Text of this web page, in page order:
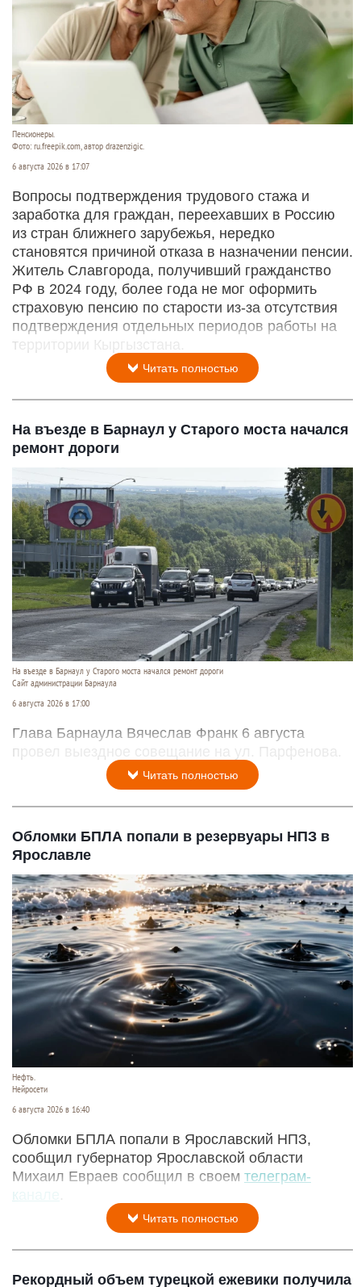
Пенсионеры.
Фото: ru.freepik.com, автор drazenzigic.
6 августа 2026 в 17:07
Вопросы подтверждения трудового стажа и
заработка для граждан, переехавших в Россию
из стран ближнего зарубежья, нередко
становятся причиной отказа в назначении пенсии.
Житель Славгорода, получивший гражданство
РФ в 2024 году, более года не мог оформить
страховую пенсию по старости из-за отсутствия
подтверждения отдельных периодов работы на
территории Кыргызстана.
Читать полностью
На въезде в Барнаул у Старого моста начался
ремонт дороги
На въезде в Барнаул у Старого моста начался ремонт дороги
Сайт администрации Барнаула
6 августа 2026 в 17:00
Глава Барнаула Вячеслав Франк 6 августа
провел выездное совещание на ул. Парфенова.
Читать полностью
Обломки БПЛА попали в резервуары НПЗ в
Ярославле
Нефть.
Нейросети
6 августа 2026 в 16:40
Обломки БПЛА попали в Ярославский НПЗ,
сообщил губернатор Ярославской области
Михаил Евраев сообщил в своем телеграм-
канале
Читать полностью
Рекордный объем турецкой ежевики получила